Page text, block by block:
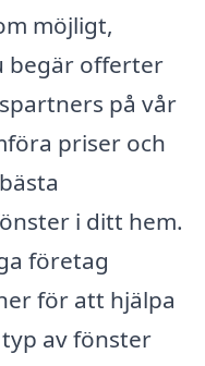
möjligt,
begär offerter
på vår
priser och
i ditt hem.
företag
för att hjälpa
av fönster